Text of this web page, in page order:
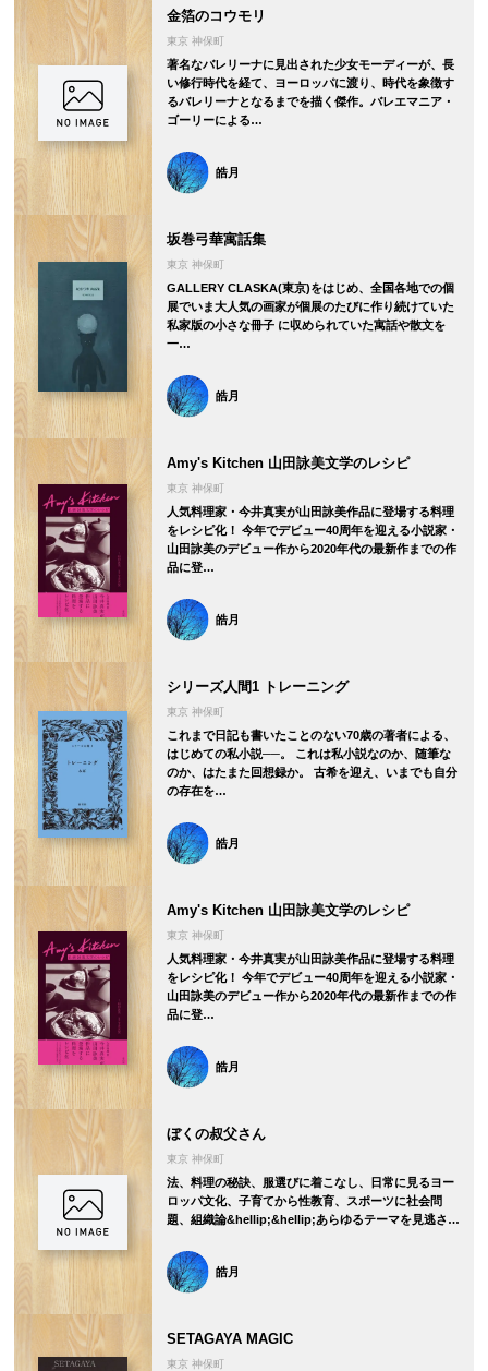
金箔のコウモリ
東京 神保町
著名なバレリーナに見出された少女モーディーが、長
い修行時代を経て、ヨーロッパに渡り、時代を象徴す
るバレリーナとなるまでを描く傑作。バレエマニア・
ゴーリーによる…
皓月
坂巻弓華寓話集
東京 神保町
GALLERY CLASKA(東京)をはじめ、全国各地での個
展でいま大人気の画家が個展のたびに作り続けていた
私家版の小さな冊子 に収められていた寓話や散文を
一…
皓月
Amy's Kitchen 山田詠美文学のレシピ
東京 神保町
人気料理家・今井真実が山田詠美作品に登場する料理
をレシピ化！ 今年でデビュー40周年を迎える小説家・
山田詠美のデビュー作から2020年代の最新作までの作
品に登…
皓月
シリーズ人間1 トレーニング
東京 神保町
これまで日記も書いたことのない70歳の著者による、
はじめての私小説──。 これは私小説なのか、随筆な
のか、はたまた回想録か。 古希を迎え、いまでも自分
の存在を…
皓月
Amy's Kitchen 山田詠美文学のレシピ
東京 神保町
人気料理家・今井真実が山田詠美作品に登場する料理
をレシピ化！ 今年でデビュー40周年を迎える小説家・
山田詠美のデビュー作から2020年代の最新作までの作
品に登…
皓月
ぼくの叔父さん
東京 神保町
法、料理の秘訣、服選びに着こなし、日常に見るヨー
ロッパ文化、子育てから性教育、スポーツに社会問
題、組織論&hellip;&hellip;あらゆるテーマを見逃さ…
皓月
SETAGAYA MAGIC
東京 神保町